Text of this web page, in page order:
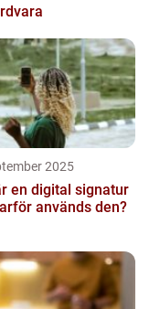
2025
en digital signatur
används den?